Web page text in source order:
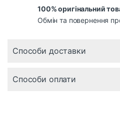
100% оригінальний
Обмін та повернення
Способи доставки
Способи оплати